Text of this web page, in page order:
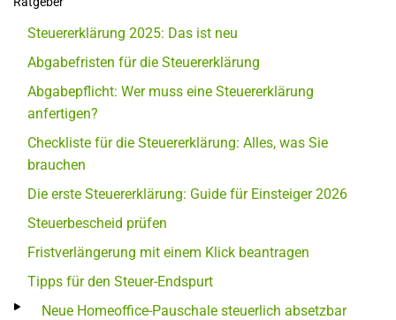
Steuererklärung 2025: Das ist neu
Abgabefristen für die Steuererklärung
Abgabepflicht: Wer muss eine Steuererklärung
anfertigen?
Checkliste für die Steuererklärung: Alles, was Sie
brauchen
Die erste Steuererklärung: Guide für Einsteiger 2026
Steuerbescheid prüfen
Fristverlängerung mit einem Klick beantragen
Tipps für den Steuer-Endspurt
Neue Homeoffice-Pauschale steuerlich absetzbar